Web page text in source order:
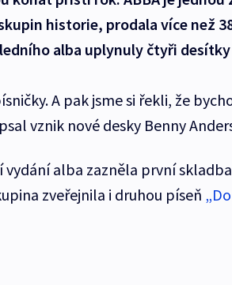
historie, prodala více než
alba uplynuly čtyři
A pak jsme si řekli, že
vznik nové desky Benny
alba zazněla první skladba
zveřejnila i druhou píseň